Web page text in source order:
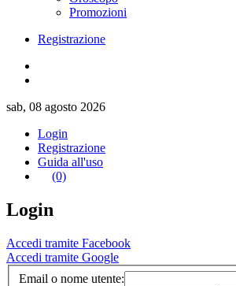
Promozioni
Registrazione
sab, 08 agosto 2026
Login
Registrazione
Guida all'uso
(0)
Login
Accedi tramite Facebook
Accedi tramite Google
Email o nome utente: